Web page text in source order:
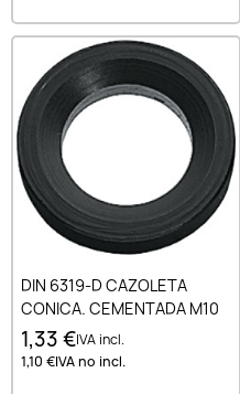
DIN 6319-D CAZOLETA
CONICA. CEMENTADA M10
1,33 €IVA incl.
1,10 €IVA no incl.